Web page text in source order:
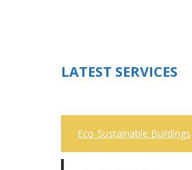
LATEST SERVICES
Eco-Sustainable Buildings